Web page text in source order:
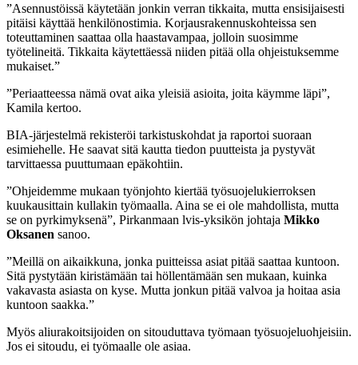
”Asennustöissä käytetään jonkin verran tikkaita, mutta ensisijaisesti
pitäisi käyttää henkilönostimia. Korjausrakennuskohteissa sen
toteuttaminen saattaa olla haastavampaa, jolloin suosimme
työtelineitä. Tikkaita käytettäessä niiden pitää olla ohjeistuksemme
mukaiset.”
”Periaatteessa nämä ovat aika yleisiä asioita, joita käymme läpi”,
Kamila kertoo.
BIA-järjestelmä rekisteröi tarkistuskohdat ja raportoi suoraan
esimiehelle. He saavat sitä kautta tiedon puutteista ja pystyvät
tarvittaessa puuttumaan epäkohtiin.
”Ohjeidemme mukaan työnjohto kiertää työsuojelukierroksen
kuukausittain kullakin työmaalla. Aina se ei ole mahdollista, mutta
se on pyrkimyksenä”, Pirkanmaan lvis-yksikön johtaja Mikko
Oksanen sanoo.
”Meillä on aikaikkuna, jonka puitteissa asiat pitää saattaa kuntoon.
Sitä pystytään kiristämään tai höllentämään sen mukaan, kuinka
vakavasta asiasta on kyse. Mutta jonkun pitää valvoa ja hoitaa asia
kuntoon saakka.”
Myös aliurakoitsijoiden on sitouduttava työmaan työsuojeluohjeisiin.
Jos ei sitoudu, ei työmaalle ole asiaa.